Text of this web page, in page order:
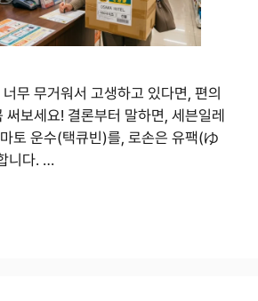
무 무거워서 고생하고 있다면, 편의
보세요! 결론부터 말하면, 세븐일레
토 운수(택큐빈)를, 로손은 유팩(ゆ
니다. …